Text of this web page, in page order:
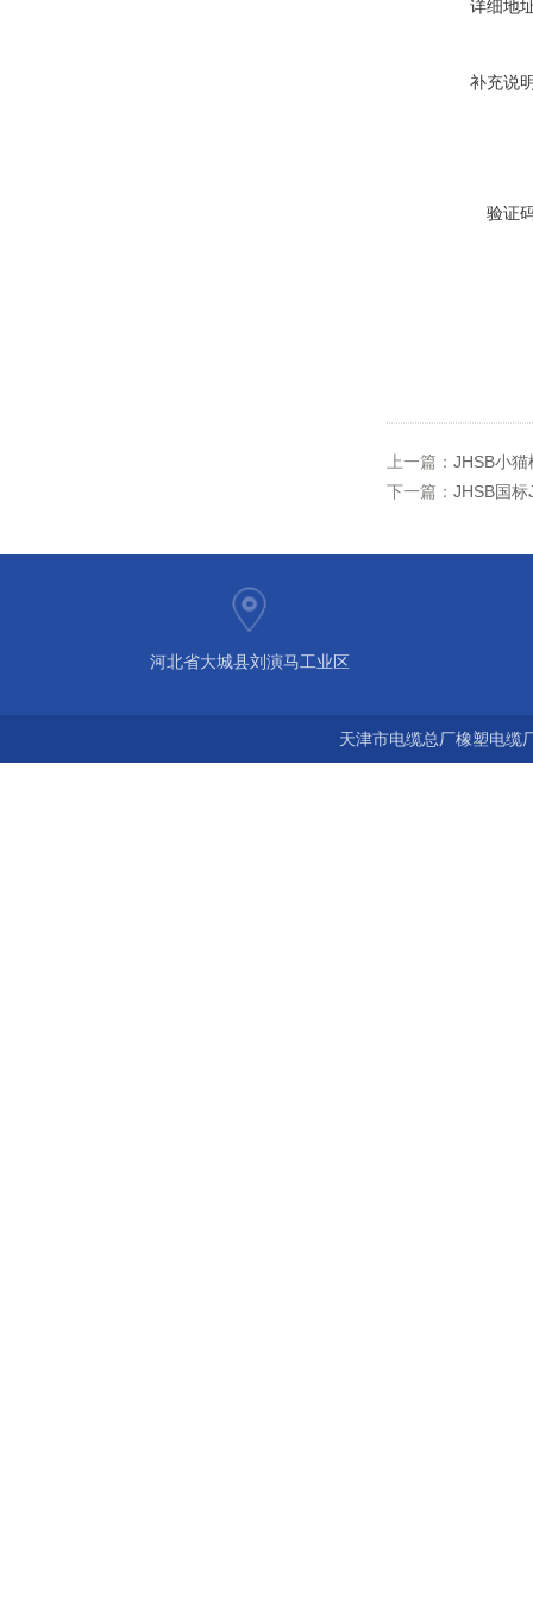
详细地
补充说
验证
上一篇： JHSB小
下一篇： JHSB国
河北省大城县刘演马工业区
天津市电缆总厂橡塑电